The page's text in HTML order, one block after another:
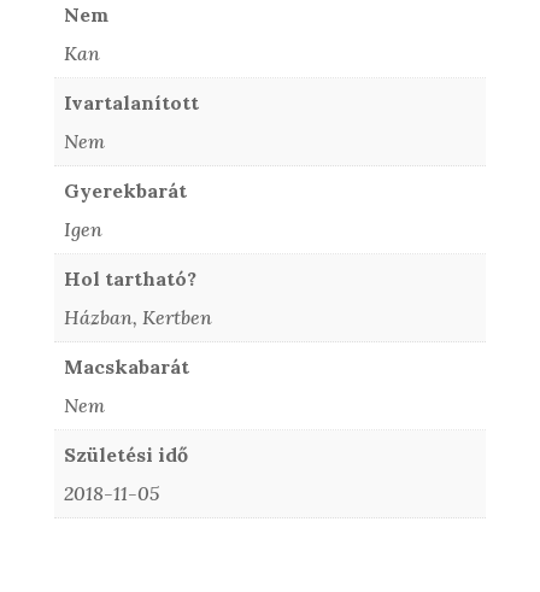
Nem
Kan
Ivartalanított
Nem
Gyerekbarát
Igen
Hol tartható?
Házban, Kertben
Macskabarát
Nem
Születési idő
2018-11-05